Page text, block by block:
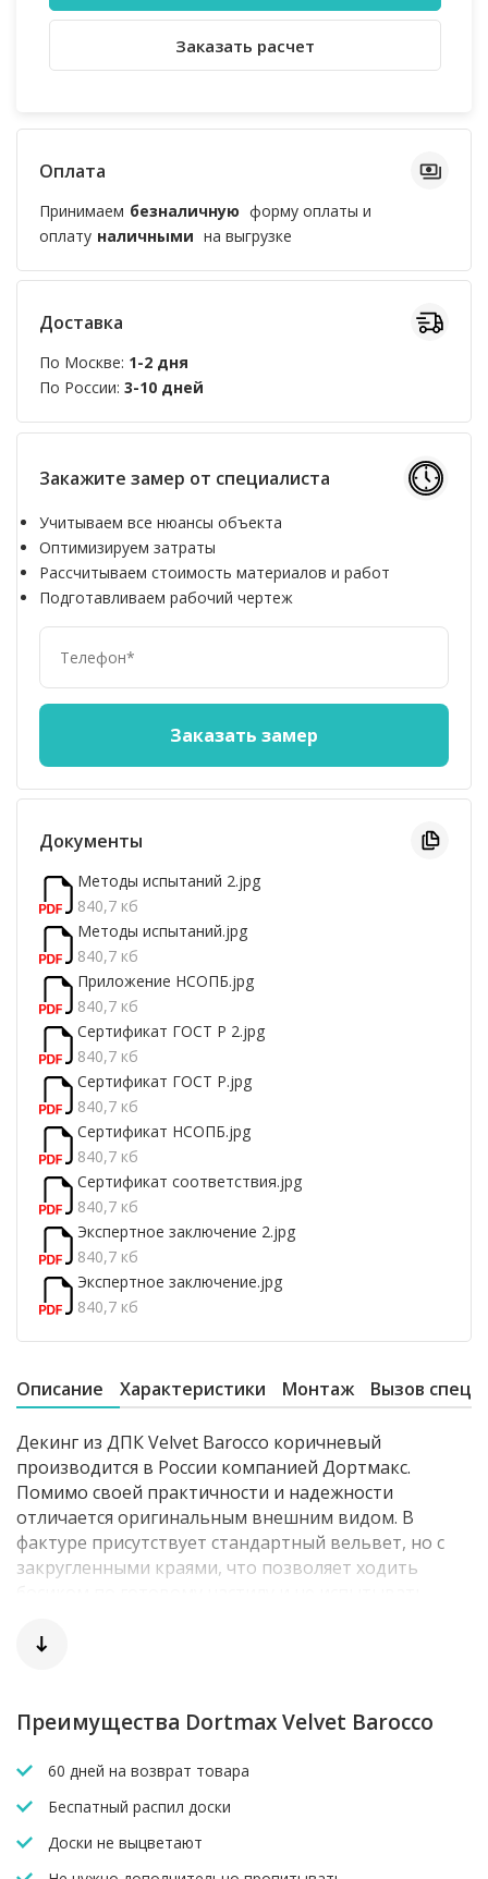
Заказать расчет
Оплата
Принимаем безналичную форму оплаты и
оплату наличными на выгрузке
Доставка
По Москве: 1-2 дня
По России: 3-10 дней
Закажите замер от специалиста
Учитываем все нюансы объекта
Оптимизируем затраты
Рассчитываем стоимость материалов и работ
Подготавливаем рабочий чертеж
Документы
Методы испытаний 2.jpg
840,7 кб
Методы испытаний.jpg
840,7 кб
Приложение НСОПБ.jpg
840,7 кб
Сертификат ГОСТ Р 2.jpg
840,7 кб
Сертификат ГОСТ Р.jpg
840,7 кб
Сертификат НСОПБ.jpg
840,7 кб
Сертификат соответствия.jpg
840,7 кб
Экспертное заключение 2.jpg
840,7 кб
Экспертное заключение.jpg
840,7 кб
Описание Характеристики Монтаж Вызов
Декинг из ДПК Velvet Barocco коричневый
производится в России компанией Дортмакс.
Помимо своей практичности и надежности
отличается оригинальным внешним видом. В
фактуре присутствует стандартный вельвет, но с
закругленными краями, что позволяет ходить
проходимостью. Среди них частные террасы,
веранды, балконы, садовые дорожки, зона барбекю,
а также коммерческие объекты.
Характеристики
Зазор между досками 2-3 мм.
Поверхность вельвет с закругленными краями.
Преимущества Dortmax Velvet Barocco
60 дней на возврат товара
Беспатный распил доски
Доски не выцветают